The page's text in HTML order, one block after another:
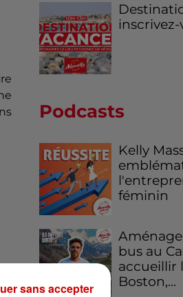
inscrivez-
Podcasts
Kelly
féminin
bus au
accueillir
Boston,...
sans accepter